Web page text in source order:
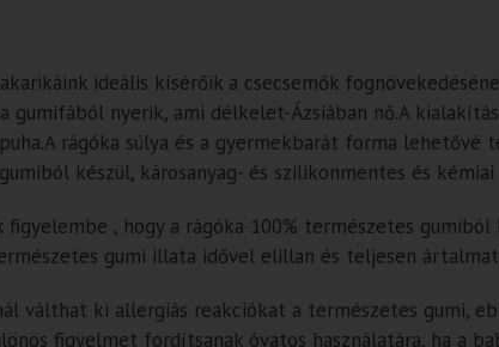
ideális kísérőik a csecsemők
gumifából nyerik, ami délkelet-Ázsiában nő.A
rágóka súlya és a gyermekbarát forma lehetővé
készül, károsanyag- és szilikonmentes és
figyelembe , hogy a rágóka 100% természetes
gumi illata idővel elillan és teljesen
válthat ki allergiás reakciókat a természetes gumi,
figyelmet fordítsanak óvatos használatára, ha a